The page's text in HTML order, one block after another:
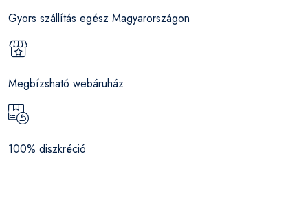
Gyors szállítás egész Magyarországon
Megbízsható webáruház
100% diszkréció